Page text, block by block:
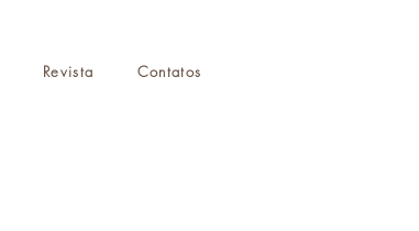
Revista Contatos